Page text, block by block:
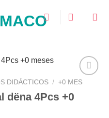
DIDÁCTICOS / +0 MES
dëna 4Pcs +0